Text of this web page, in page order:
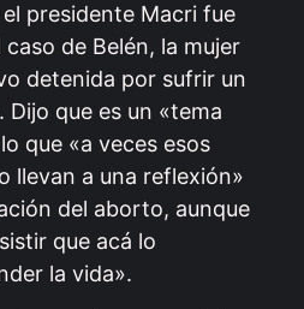
presidente Macri fue
de Belén, la mujer
detenida por sufrir un
que es un «tema
que «a veces esos
llevan a una reflexión»
del aborto, aunque
que acá lo
la vida».